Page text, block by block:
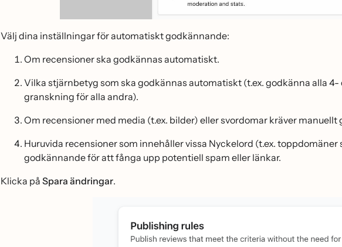
Välj dina inställningar för automatiskt godkännande:
Om recensioner ska godkännas automatiskt.
Vilka stjärnbetyg som ska godkännas automatiskt (t.ex. godkänna alla
granskning för alla andra).
Om recensioner med media (t.ex. bilder) eller svordomar kräver manuellt
Huruvida recensioner som innehåller vissa Nyckelord (t.ex.
godkännande för att fånga upp potentiell spam eller länkar.
Klicka på Spara ändringar.